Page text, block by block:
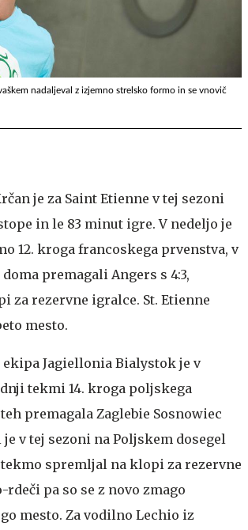
nadaljeval z izjemno strelsko formo in se vnovič
je za Saint Etienne v tej sezoni
in le 83 minut igre. V nedeljo je
12. kroga francoskega prvenstva, v
premagali Angers s 4:3,
za rezervne igralce. St. Etienne
mesto.
ekipa Jagiellonia Bialystok je v
tekmi 14. kroga poljskega
premagala Zaglebie Sosnowiec
je v tej sezoni na Poljskem dosegel
spremljal na klopi za rezervne
pa so se z novo zmago
mesto. Za vodilno Lechio iz